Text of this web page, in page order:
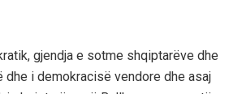
gjendja e sotme shqiptarëve dhe
i demokracisë vendore dhe asaj